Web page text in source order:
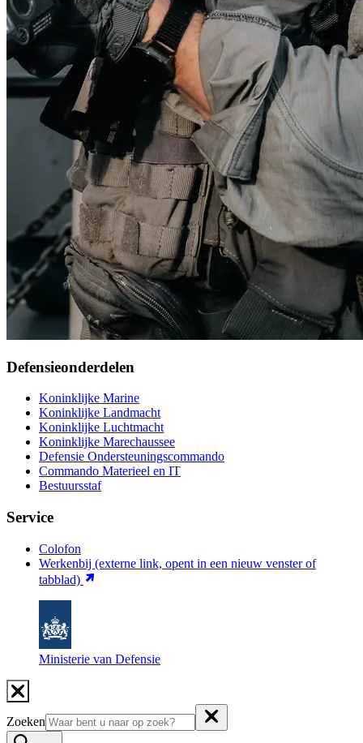
Defensieonderdelen
Koninklijke Marine
Koninklijke Landmacht
Koninklijke Luchtmacht
Koninklijke Marechaussee
Defensie Ondersteuningscommando
Commando Materieel en IT
Bestuursstaf
Service
Colofon
Werkenbij (externe link, opent in een nieuw venster of
tabblad)
Ministerie van Defensie
Zoeken